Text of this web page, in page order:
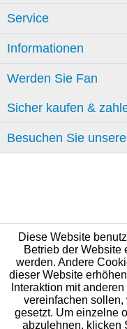
Service
Informationen
Werden Sie Fan
Sicher kaufen &
Besuchen Sie
Diese Website
Betrieb der Website
werden. Andere
dieser Website
Interaktion mit
vereinfachen sollen,
gesetzt. Um einzelne
abzulehnen, klicken